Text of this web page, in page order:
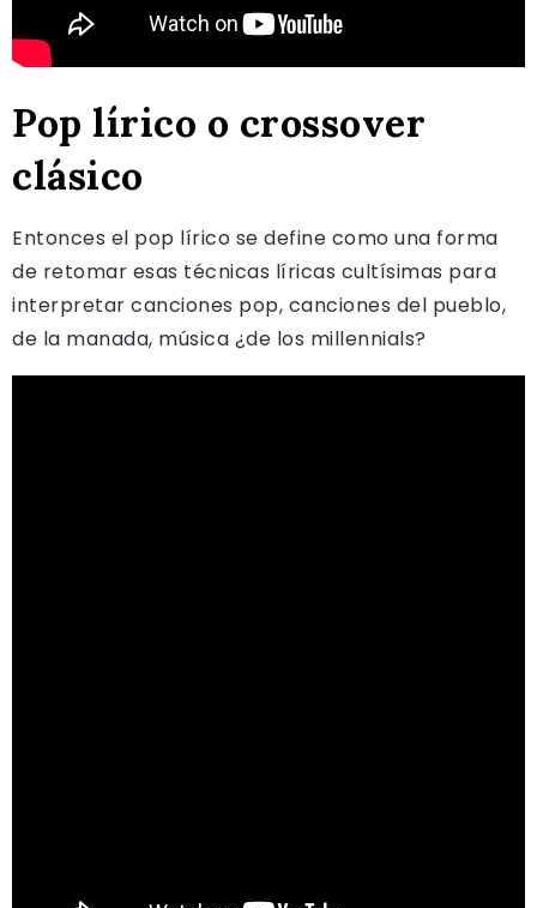
Pop lírico o crossover
clásico
Entonces el pop lírico se define como una forma
de retomar esas técnicas líricas cultísimas para
interpretar canciones pop, canciones del pueblo,
de la manada, música ¿de los millennials?